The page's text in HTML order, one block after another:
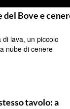
del Bove e
lava, un piccolo
nube di cenere
tavolo: a